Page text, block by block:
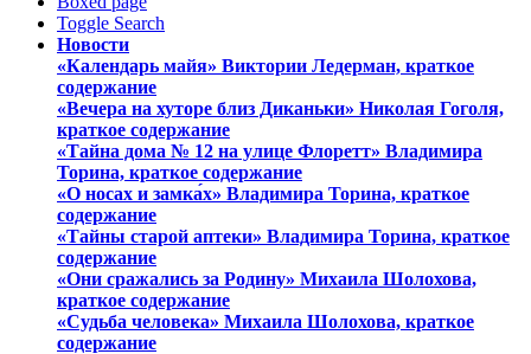
Toggle Search
Новости
«Календарь майя» Виктории Ледерман, краткое
содержание
«Вечера на хуторе близ Диканьки» Николая Гоголя,
краткое содержание
«Тайна дома № 12 на улице Флоретт» Владимира
Торина, краткое содержание
«О носах и замка́х» Владимира Торина, краткое
содержание
«Тайны старой аптеки» Владимира Торина, краткое
содержание
«Они сражались за Родину» Михаила Шолохова,
краткое содержание
«Судьба человека» Михаила Шолохова, краткое
содержание